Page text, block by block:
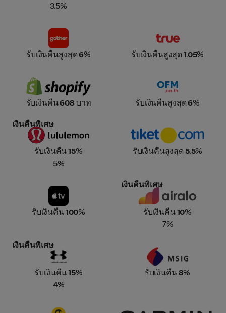
3.5%
รับเงินคืนสูงสุด6% รับเงินคืนสูงสุด 1.05%
Shopify
รับเงินคืน608 บาท รับเงินคืนสูงสุด6%
Lululemon
เงินคืนพิเศษ
รับเงินคืน15%
5%
Tiket.com
รับเงินคืนสูงสุด 5.5%
รับเงินคืน100%
Airalo
เงินคืนพิเศษ
รับเงินคืน10%
7%
Under Armour
เงินคืนพิเศษ
รับเงินคืน15%
4%
MSIG Travel Insurance
รับเงินคืน8%
Cyber Ghost